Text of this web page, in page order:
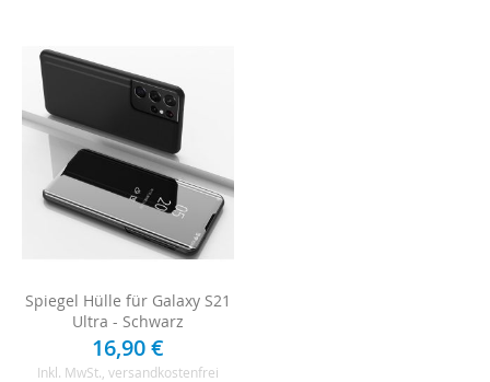
Spiegel Hülle für Galaxy S21
Ultra - Schwarz
16,90 €
Inkl. MwSt. , versandkostenfrei